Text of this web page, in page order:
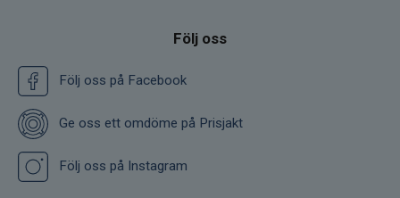
Följ oss
Följ oss på Facebook
Ge oss ett omdöme på Prisjakt
Följ oss på Instagram